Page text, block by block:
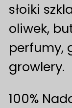
słoiki
oliwek,
perfumy,
growlery.
100%